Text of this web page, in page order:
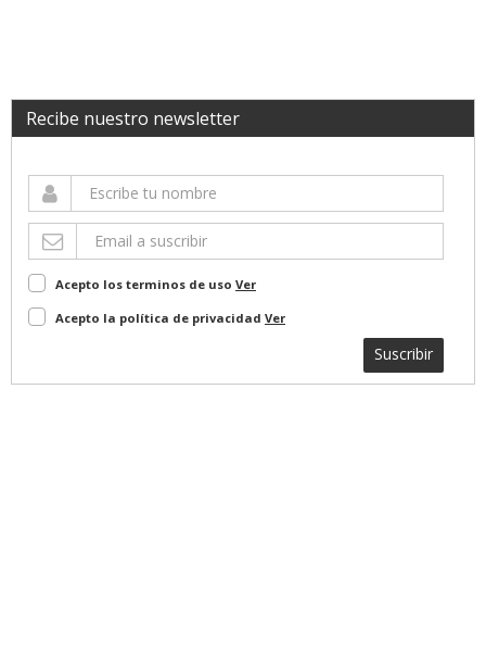
Recibe nuestro newsletter
Acepto los terminos de uso Ver
Acepto la política de privacidad Ver
Suscribir